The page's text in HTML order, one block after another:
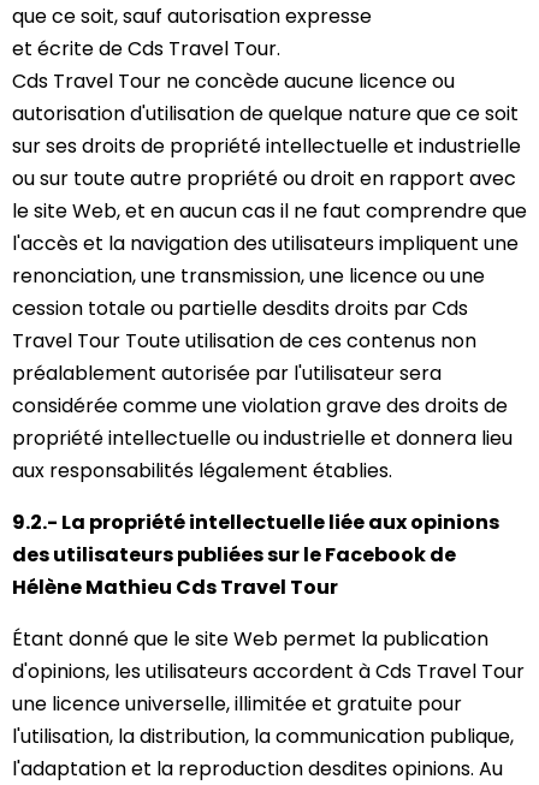
que ce soit, sauf autorisation expresse
et écrite de Cds Travel Tour.
Cds Travel Tour ne concède aucune licence ou
autorisation d'utilisation de quelque nature que ce soit
sur ses droits de propriété intellectuelle et industrielle
ou sur toute autre propriété ou droit en rapport avec
le site Web, et en aucun cas il ne faut comprendre que
l'accès et la navigation des utilisateurs impliquent une
renonciation, une transmission, une licence ou une
cession totale ou partielle desdits droits par Cds
Travel Tour Toute utilisation de ces contenus non
préalablement autorisée par l'utilisateur sera
considérée comme une violation grave des droits de
propriété intellectuelle ou industrielle et donnera lieu
aux responsabilités légalement établies.
9.2.- La propriété intellectuelle liée aux opinions
des utilisateurs publiées sur le Facebook de
Hélène Mathieu Cds Travel Tour
Étant donné que le site Web permet la publication
d'opinions, les utilisateurs accordent à Cds Travel Tour
une licence universelle, illimitée et gratuite pour
l'utilisation, la distribution, la communication publique,
l'adaptation et la reproduction desdites opinions. Au